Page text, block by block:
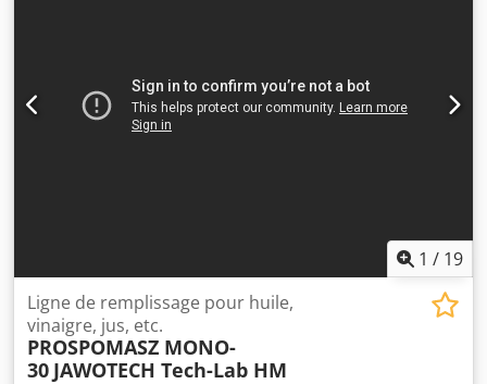
1 / 19
Ligne de remplissage pour huile,
vinaigre, jus, etc.
PROSPOMASZ MONO-
30 JAWOTECH Tech-Lab HM